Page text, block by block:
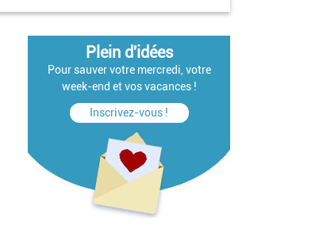
Plein d'idées
Pour sauver votre mercredi, votre
week-end et vos vacances !
Inscrivez-vous !